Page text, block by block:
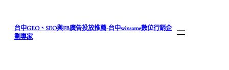
台中GEO、SEO與FB廣告投放推薦-台中winsame數位行銷企
劃專家